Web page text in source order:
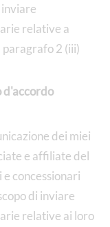
inviare
relative a
2 (iii)
d'accordo
dei miei
e affiliate del
concessionari
di inviare
relative ai loro